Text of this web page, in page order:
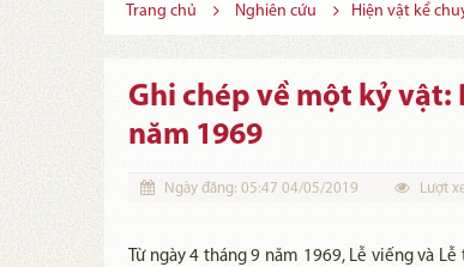
Trang chủ Nghiên cứu Hiện vật kể
Ghi chép về một kỷ vật:
năm 1969
Ngày đăng: 05:47 04/05/2019 Lượt
Từ ngày 4 tháng 9 năm 1969, Lễ viếng và